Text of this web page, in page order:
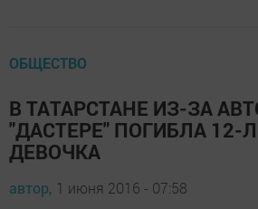
ОБЩЕСТВО
В ТАТАРСТАНЕ ИЗ-ЗА
"ДАСТЕРЕ" ПОГИБЛА 12-
ДЕВОЧКА
автор, 1 июня 2016 - 07:58